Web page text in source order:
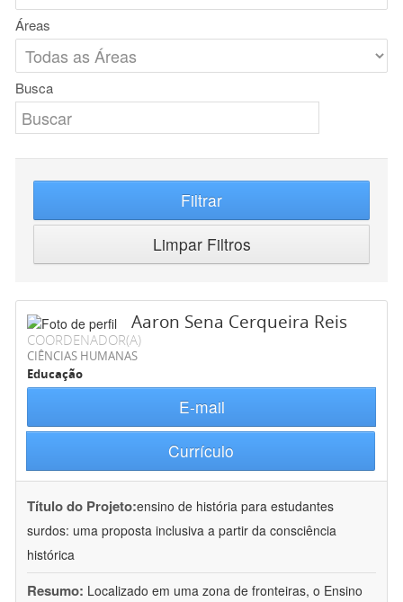
Áreas
Busca
Filtrar
Limpar Filtros
Aaron Sena Cerqueira Reis
COORDENADOR(A)
CIÊNCIAS HUMANAS
Educação
E-mail
Currículo
Título do Projeto:ensino de história para estudantes
surdos: uma proposta inclusiva a partir da consciência
histórica
Resumo: Localizado em uma zona de fronteiras, o Ensino